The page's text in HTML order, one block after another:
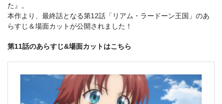
た』。
本作より、最終話となる第12話「リアム・ラードーン王国」のあ
らすじ＆場面カットが公開されました！
第11話のあらすじ&場面カットはこちら